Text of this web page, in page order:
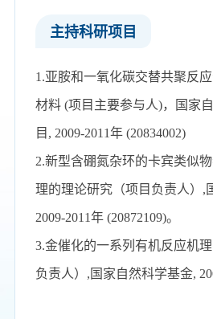
主持科研项目
1.亚胺和一氧化碳交替共聚反
材料 (项目主要参与人)，国家
目, 2009-2011年 (20834002)
2.新型含硼氮杂环的卡宾类似
理的理论研究（项目负责人）,
2009-2011年 (20872109)。
3.金催化的一系列有机反应机
负责人）,国家自然科学基金,